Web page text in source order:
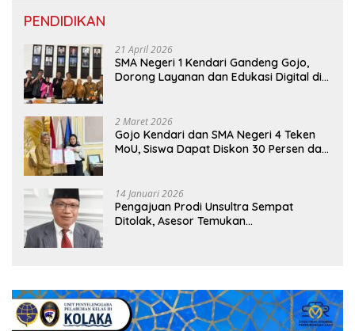
PENDIDIKAN
21 April 2026
SMA Negeri 1 Kendari Gandeng Gojo,
Dorong Layanan dan Edukasi Digital di
2 Maret 2026
Gojo Kendari dan SMA Negeri 4 Teken
MoU, Siswa Dapat Diskon 30 Persen dan
14 Januari 2026
Pengajuan Prodi Unsultra Sempat
Ditolak, Asesor Temukan